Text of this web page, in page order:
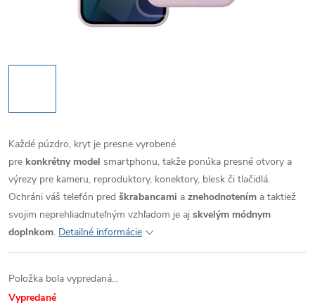
Každé púzdro, kryt je presne vyrobené
pre konkrétny model smartphonu, takže ponúka presné otvory a
výrezy pre kameru, reproduktory, konektory, blesk či tlačidlá.
Ochráni váš telefón pred škrabancami a znehodnotením a taktiež
svojim neprehliadnuteľným vzhľadom je aj skvelým módnym
doplnkom. Detailné informácie
Položka bola vypredaná…
Vypredané